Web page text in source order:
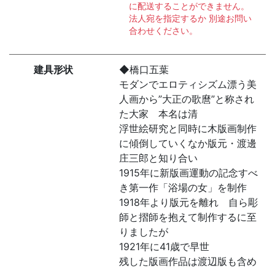
に配送することができません。
法人宛を指定するか 別途お問い
合わせください。
建具形状
◆橋口五葉
モダンでエロティシズム漂う美
人画から”大正の歌麿”と称され
た大家 本名は清
浮世絵研究と同時に木版画制作
に傾倒していくなか版元・渡邊
庄三郎と知り合い
1915年に新版画運動の記念すべ
き第一作「浴場の女」を制作
1918年より版元を離れ 自ら彫
師と摺師を抱えて制作するに至
りましたが
1921年に41歳で早世
残した版画作品は渡辺版も含め